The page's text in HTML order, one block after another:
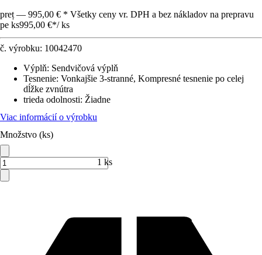
preț — 995,00 € * Všetky ceny vr. DPH a bez nákladov na prepravu
pe ks995,00 €*/ ks
č. výrobku: 10042470
Výplň: Sendvičová výplň
Tesnenie: Vonkajšie 3-stranné, Kompresné tesnenie po celej
dĺžke zvnútra
trieda odolnosti: Žiadne
Viac informácií o výrobku
Množstvo (ks)
1 ks